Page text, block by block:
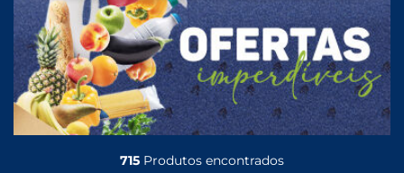
715 Produtos encontrados